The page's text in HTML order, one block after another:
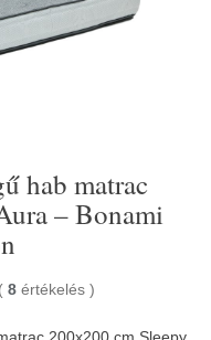
hab matrac
– Bonami
( 8 értékelés )